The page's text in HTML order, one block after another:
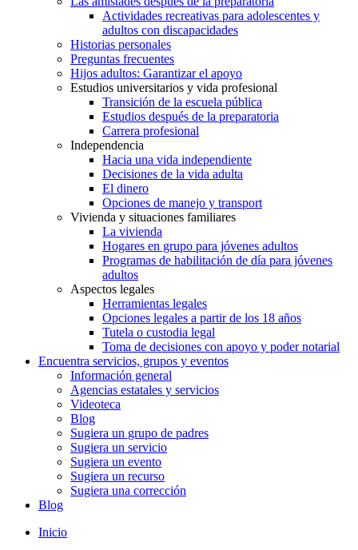
Actividades recreativas para adolescentes y
adultos con discapacidades
Historias personales
Preguntas frecuentes
Hijos adultos: Garantizar el apoyo
Estudios universitarios y vida profesional
Transición de la escuela pública
Estudios después de la preparatoria
Carrera profesional
Independencia
Hacia una vida independiente
Decisiones de la vida adulta
El dinero
Opciones de manejo y transport
Vivienda y situaciones familiares
La vivienda
Hogares en grupo para jóvenes adultos
Programas de habilitación de día para jóvenes
adultos
Aspectos legales
Herramientas legales
Opciones legales a partir de los 18 años
Tutela o custodia legal
Toma de decisiones con apoyo y poder notarial
Encuentra servicios, grupos y eventos
Información general
Agencias estatales y servicios
Videoteca
Blog
Sugiera un grupo de padres
Sugiera un servicio
Sugiera un evento
Sugiera un recurso
Sugiera una corrección
Blog
Inicio